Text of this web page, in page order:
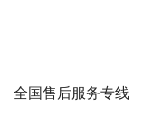
全国售后服务专线